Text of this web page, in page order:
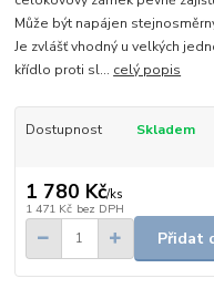
Může být napájen
Je zvlášť vhodný u velkých
křídlo proti sl... celý popis
Dostupnost Skladem
1 780 Kč/ks
1 471 Kč bez DPH
Přidat